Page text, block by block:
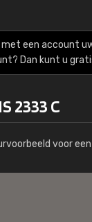
een account
Dan kunt u
2333 C
voor